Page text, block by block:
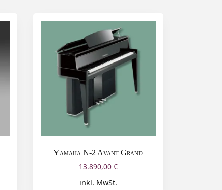
Yamaha N-2 Avant Grand
13.890,00 €
inkl. MwSt.